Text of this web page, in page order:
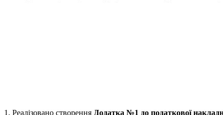
1. Реалізовано створення Додатка №1 до податкової